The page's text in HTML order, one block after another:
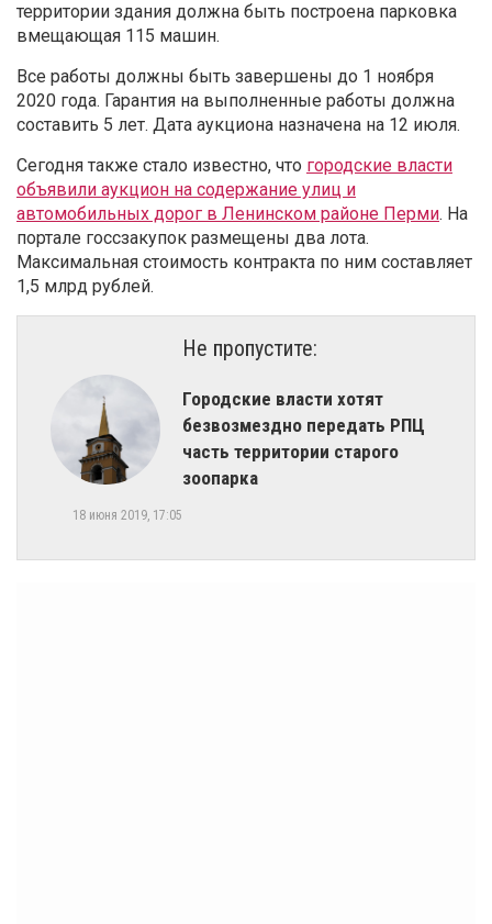
территории здания должна быть построена парковка
вмещающая 115 машин.
Все работы должны быть завершены до 1 ноября
2020 года. Гарантия на выполненные работы должна
составить 5 лет. Дата аукциона назначена на 12 июля.
Сегодня также стало известно, что городские власти
объявили аукцион на содержание улиц и
автомобильных дорог в Ленинском районе Перми. На
портале госсзакупок размещены два лота.
Максимальная стоимость контракта по ним составляет
1,5 млрд рублей.
Не пропустите:
Городские власти хотят
безвозмездно передать РПЦ
часть территории старого
зоопарка
18 июня 2019, 17:05